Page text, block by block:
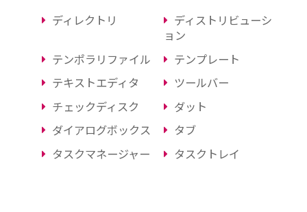
ディレクトリ
ディストリビューシ
ョン
テンポラリファイル
テンプレート
テキストエディタ
ツールバー
チェックディスク
ダット
ダイアログボックス
タブ
タスクマネージャー
タスクトレイ